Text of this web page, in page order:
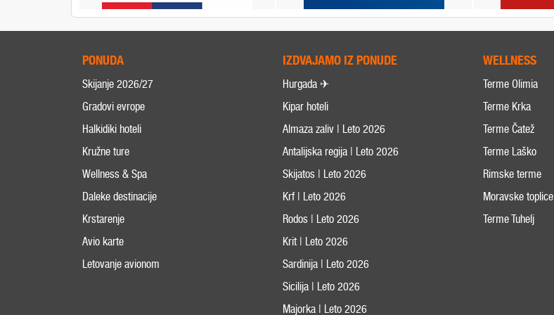
PONUDA
Skijanje 2026/27
Gradovi evrope
Halkidiki hoteli
Kružne ture
Wellness & Spa
Daleke destinacije
Krstarenje
Avio karte
Letovanje avionom
IZDVAJAMO IZ PONUDE
Hurgada ✈
Kipar hoteli
Almaza zaliv | Leto 2026
Antalijska regija | Leto 2026
Skijatos | Leto 2026
Krf | Leto 2026
Rodos | Leto 2026
Krit | Leto 2026
Sardinija | Leto 2026
Sicilija | Leto 2026
Majorka | Leto 2026
WELLNESS
Terme Olimia
Terme Krka
Terme Čatež
Terme Laško
Rimske terme
Moravske toplice
Terme Tuhelj